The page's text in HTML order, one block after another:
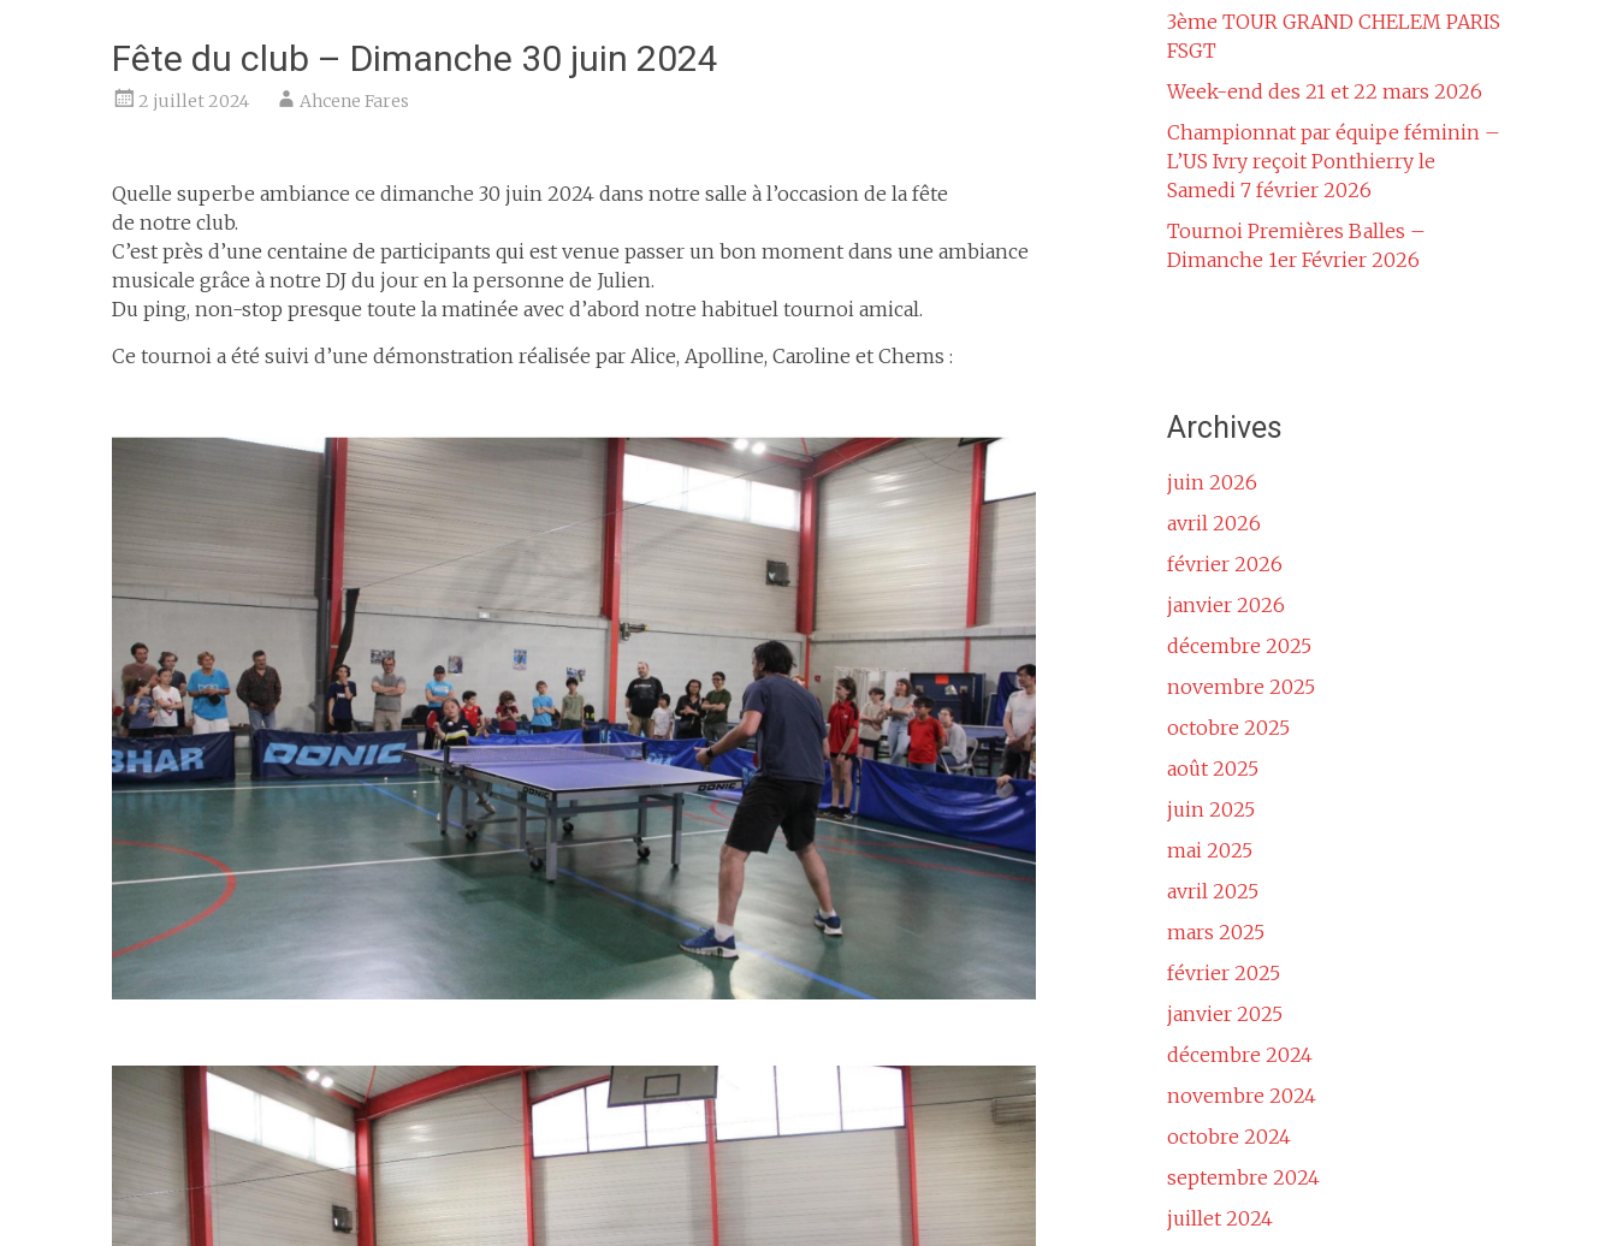
Fête du club – Dimanche 30 juin 2024
2 juillet 2024 Ahcene Fares
Quelle superbe ambiance ce dimanche 30 juin 2024 dans notre salle à l’occasion de la fête
de notre club.
C’est près d’une centaine de participants qui est venue passer un bon moment dans une ambiance
musicale grâce à notre DJ du jour en la personne de Julien.
Du ping, non-stop presque toute la matinée avec d’abord notre habituel tournoi amical.
Ce tournoi a été suivi d’une démonstration réalisée par Alice, Apolline, Caroline et Chems :
3ème TOUR GRAND CHELEM PARIS
FSGT
Week-end des 21 et 22 mars 2026
Championnat par équipe féminin –
L’US Ivry reçoit Ponthierry le
Samedi 7 février 2026
Tournoi Premières Balles –
Dimanche 1er Février 2026
Archives
juin 2026
avril 2026
février 2026
janvier 2026
décembre 2025
novembre 2025
octobre 2025
août 2025
juin 2025
mai 2025
avril 2025
mars 2025
février 2025
janvier 2025
décembre 2024
novembre 2024
octobre 2024
septembre 2024
juillet 2024